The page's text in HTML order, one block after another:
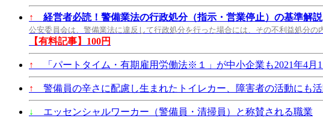
↑ 経営者必読！警備業法の行政処分（指示・営業停止）の基準解説
公安委員会は、警備業法に違反して行政処分を行った場合には、その不利益処分の
【有料記事】100円
↑ 「パートタイム・有期雇用労働法※１」が中小企業も2021年4月
↑ 警備員の辛さに配慮し生まれたトイレカー、障害者の活動にも
↓ エッセンシャルワーカー（警備員・清掃員）と称賛される職業